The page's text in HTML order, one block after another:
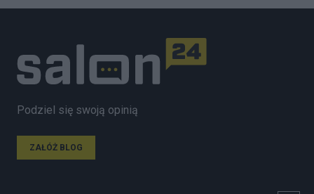
Podziel się swoją opinią
ZAŁÓŻ BLOG